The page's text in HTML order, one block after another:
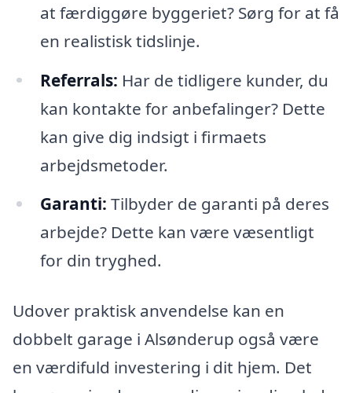
at færdiggøre byggeriet? Sørg for at få
en realistisk tidslinje.
Referrals: Har de tidligere kunder, du
kan kontakte for anbefalinger? Dette
kan give dig indsigt i firmaets
arbejdsmetoder.
Garanti: Tilbyder de garanti på deres
arbejde? Dette kan være væsentligt
for din tryghed.
Udover praktisk anvendelse kan en
dobbelt garage i Alsønderup også være
en værdifuld investering i dit hjem. Det